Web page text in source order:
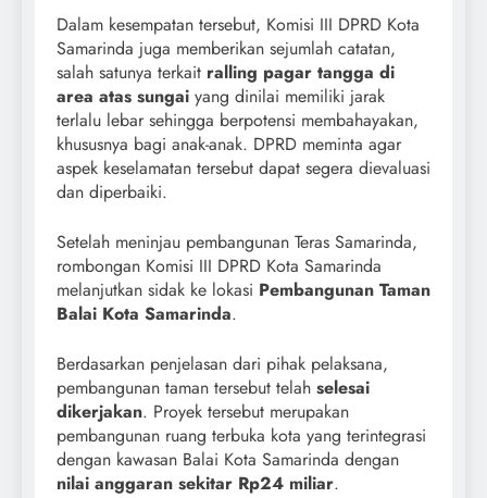
Dalam kesempatan tersebut, Komisi III DPRD Kota
Samarinda juga memberikan sejumlah catatan,
salah satunya terkait ralling pagar tangga di
area atas sungai yang dinilai memiliki jarak
terlalu lebar sehingga berpotensi membahayakan,
khususnya bagi anak-anak. DPRD meminta agar
aspek keselamatan tersebut dapat segera dievaluasi
dan diperbaiki.
Setelah meninjau pembangunan Teras Samarinda,
rombongan Komisi III DPRD Kota Samarinda
melanjutkan sidak ke lokasi Pembangunan Taman
Balai Kota Samarinda.
Berdasarkan penjelasan dari pihak pelaksana,
pembangunan taman tersebut telah selesai
dikerjakan. Proyek tersebut merupakan
pembangunan ruang terbuka kota yang terintegrasi
dengan kawasan Balai Kota Samarinda dengan
nilai anggaran sekitar Rp24 miliar.